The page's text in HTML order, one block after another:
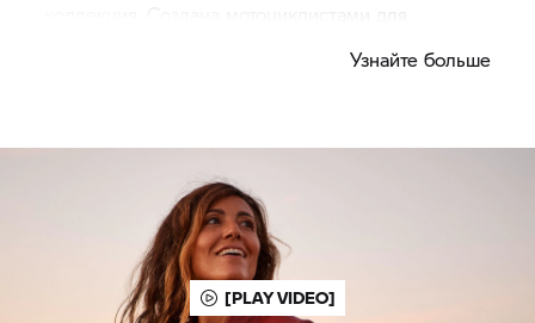
Узнайте больше
[PLAY VIDEO]